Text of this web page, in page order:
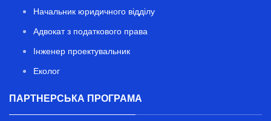
Начальник юридичного відділу
Адвокат з податкового права
Інженер проектувальник
Еколог
ПАРТНЕРСЬКА ПРОГРАМА